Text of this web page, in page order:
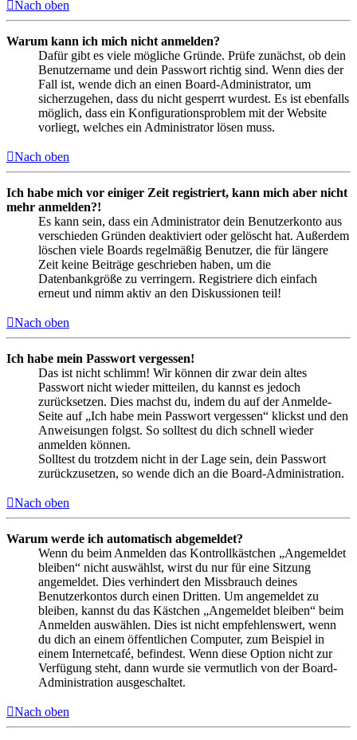
Nach oben
Warum kann ich mich nicht anmelden?
Dafür gibt es viele mögliche Gründe. Prüfe zunächst, ob dein
Benutzername und dein Passwort richtig sind. Wenn dies der
Fall ist, wende dich an einen Board-Administrator, um
sicherzugehen, dass du nicht gesperrt wurdest. Es ist ebenfalls
möglich, dass ein Konfigurationsproblem mit der Website
vorliegt, welches ein Administrator lösen muss.
Nach oben
Ich habe mich vor einiger Zeit registriert, kann mich aber nicht
mehr anmelden?!
Es kann sein, dass ein Administrator dein Benutzerkonto aus
verschieden Gründen deaktiviert oder gelöscht hat. Außerdem
löschen viele Boards regelmäßig Benutzer, die für längere
Zeit keine Beiträge geschrieben haben, um die
Datenbankgröße zu verringern. Registriere dich einfach
erneut und nimm aktiv an den Diskussionen teil!
Nach oben
Ich habe mein Passwort vergessen!
Das ist nicht schlimm! Wir können dir zwar dein altes
Passwort nicht wieder mitteilen, du kannst es jedoch
zurücksetzen. Dies machst du, indem du auf der Anmelde-
Seite auf „Ich habe mein Passwort vergessen“ klickst und den
Anweisungen folgst. So solltest du dich schnell wieder
anmelden können.
Solltest du trotzdem nicht in der Lage sein, dein Passwort
zurückzusetzen, so wende dich an die Board-Administration.
Nach oben
Warum werde ich automatisch abgemeldet?
Wenn du beim Anmelden das Kontrollkästchen „Angemeldet
bleiben“ nicht auswählst, wirst du nur für eine Sitzung
angemeldet. Dies verhindert den Missbrauch deines
Benutzerkontos durch einen Dritten. Um angemeldet zu
bleiben, kannst du das Kästchen „Angemeldet bleiben“ beim
Anmelden auswählen. Dies ist nicht empfehlenswert, wenn
du dich an einem öffentlichen Computer, zum Beispiel in
einem Internetcafé, befindest. Wenn diese Option nicht zur
Verfügung steht, dann wurde sie vermutlich von der Board-
Administration ausgeschaltet.
Nach oben